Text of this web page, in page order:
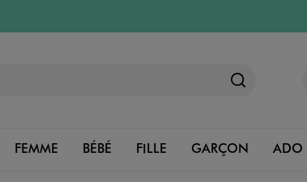
FEMME BÉBÉ FILLE GARÇON ADO